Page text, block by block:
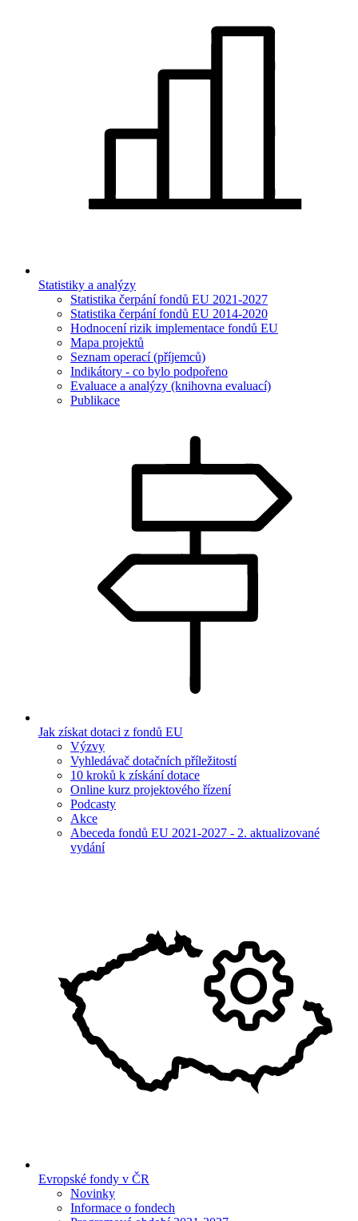
Statistiky a analýzy
Statistika čerpání fondů EU 2021-2027
Statistika čerpání fondů EU 2014-2020
Hodnocení rizik implementace fondů EU
Mapa projektů
Seznam operací (příjemců)
Indikátory - co bylo podpořeno
Evaluace a analýzy (knihovna evaluací)
Publikace
Jak získat dotaci z fondů EU
Výzvy
Vyhledávač dotačních příležitostí
10 kroků k získání dotace
Online kurz projektového řízení
Podcasty
Akce
Abeceda fondů EU 2021-2027 - 2. aktualizované
vydání
Evropské fondy v ČR
Novinky
Informace o fondech